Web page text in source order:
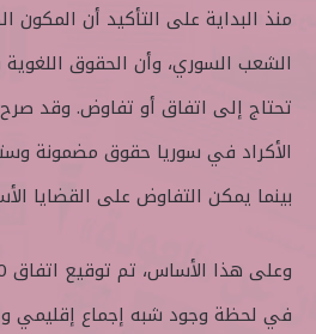
منذ البداية على التأكيد أن
الشعب السوري، وأن الحقوق
تحتاج إلى اتفاق أو تفاوض. وقد
الأكراد في سوريا حقوق مضمونة
بينما يمكن التفاوض على القضايا
في لحظة وجود شبه إجماع إقليمي